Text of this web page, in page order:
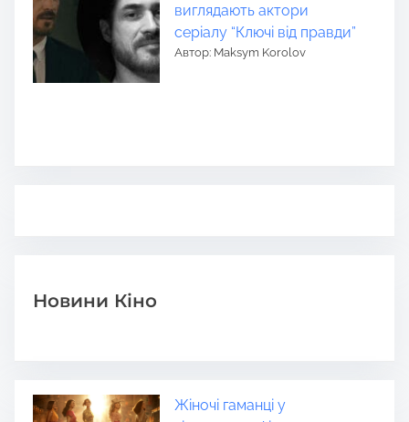
виглядають актори
серіалу “Ключі від правди”
Автор: Maksym Korolov
Новини Кіно
Жіночі гаманці у